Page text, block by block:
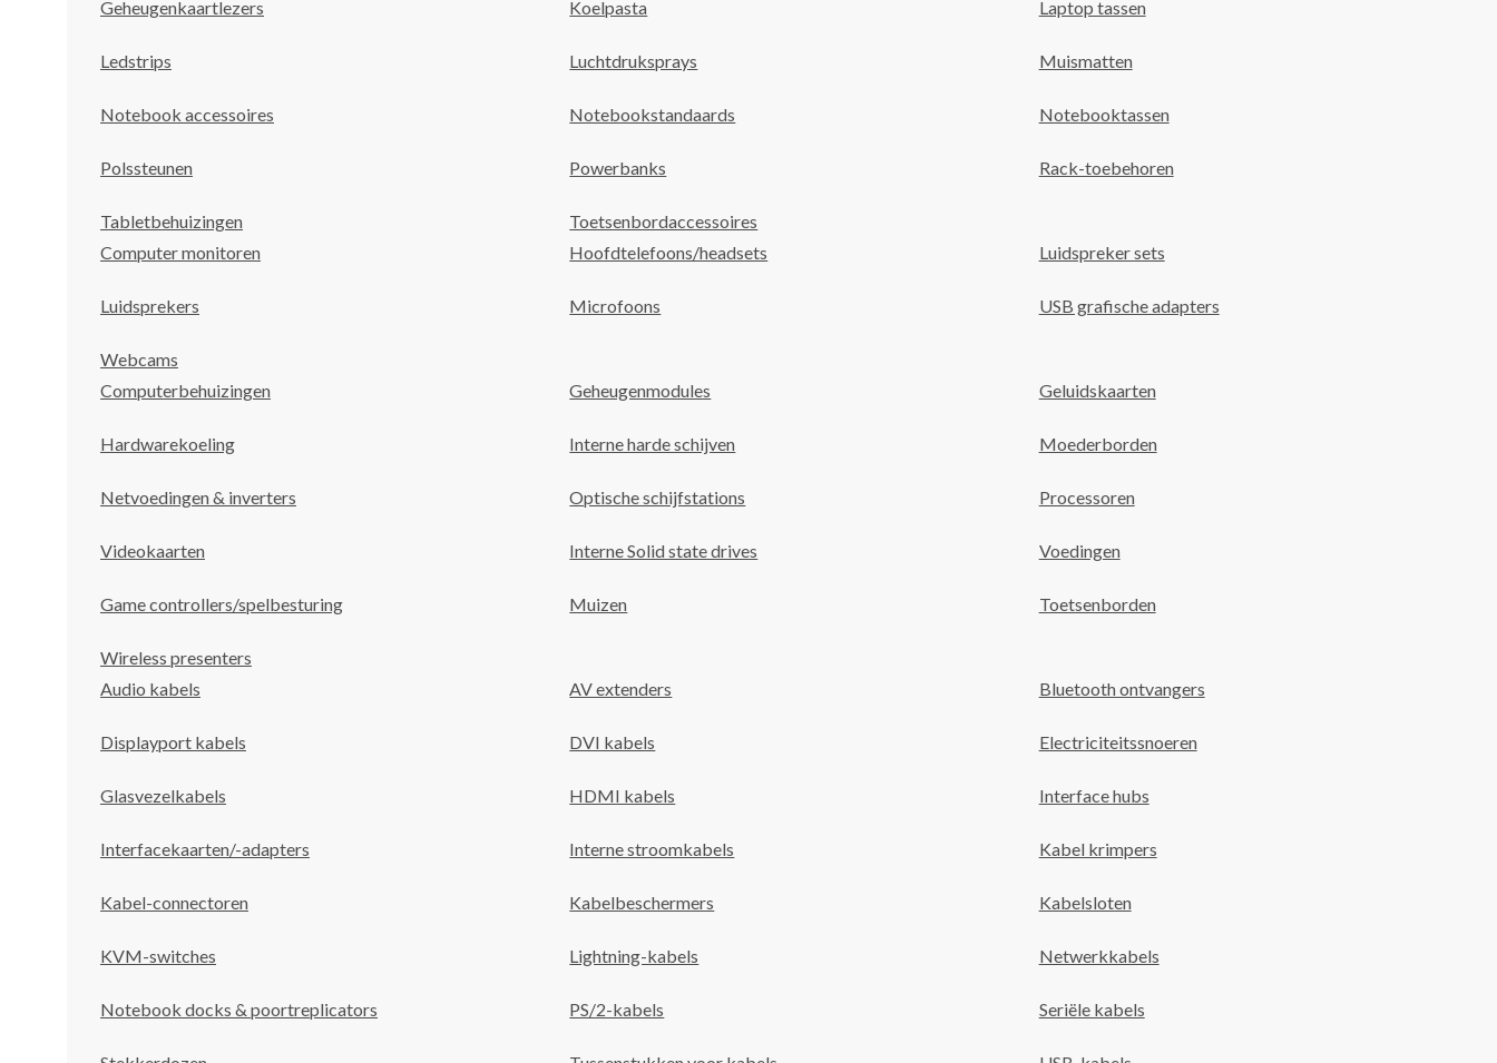
Geheugenkaartlezers Koelpasta Laptop tassen
Ledstrips Luchtdruksprays Muismatten
Notebook accessoires Notebookstandaards Notebooktassen
Polssteunen Powerbanks Rack-toebehoren
Tabletbehuizingen
Toetsenbordaccessoires
Computer monitoren
Hoofdtelefoons/headsets Luidspreker sets
Luidsprekers Microfoons USB grafische adapters
Webcams
Computerbehuizingen
Geheugenmodules Geluidskaarten
Hardwarekoeling Interne harde schijven Moederborden
Netvoedingen & inverters Optische schijfstations Processoren
Videokaarten Interne Solid state drives Voedingen
Game controllers/spelbesturing Muizen Toetsenborden
Wireless presenters
Audio kabels
AV extenders Bluetooth ontvangers
Displayport kabels DVI kabels Electriciteitssnoeren
Glasvezelkabels HDMI kabels Interface hubs
Interfacekaarten/-adapters Interne stroomkabels Kabel krimpers
Kabel-connectoren Kabelbeschermers Kabelsloten
KVM-switches Lightning-kabels Netwerkkabels
Notebook docks & poortreplicators PS/2-kabels Seriële kabels